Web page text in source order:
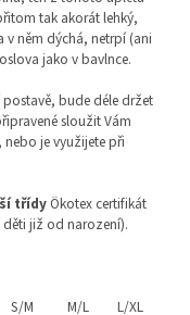
tak akorát lehký,
něm dýchá, netrpí (ani
jako v bavlnce.
postavě, bude déle držet
sloužit Vám
je využijete při
třídyÖkotex certifikát
již od narození).
S/M M/L L/XL